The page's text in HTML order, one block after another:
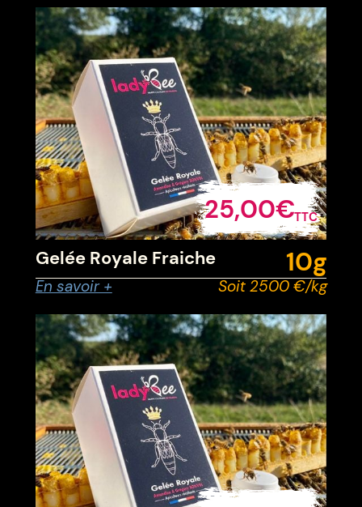
25,00€TTC
Gelée Royale Fraiche 10g
En savoir + Soit 2500 €/kg